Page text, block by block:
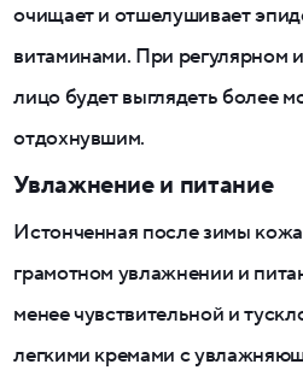
очищает и отшелушивает
витаминами. При регулярном
лицо будет выглядеть более
отдохнувшим.
Увлажнение и питание
Истонченная после зимы
грамотном увлажнении и
менее чувствительной и
легкими кремами с